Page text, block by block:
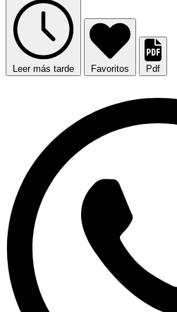
Leer más tarde Favoritos Pdf